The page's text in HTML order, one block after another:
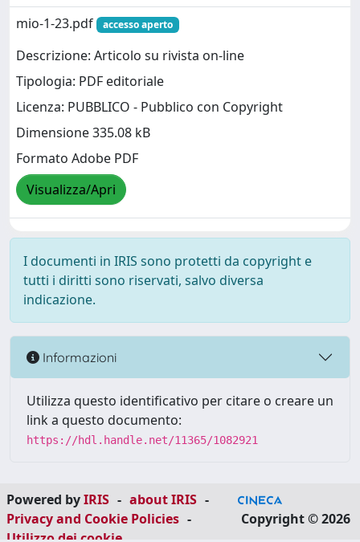
mio-1-23.pdf
accesso aperto
Descrizione: Articolo su rivista on-line
Tipologia: PDF editoriale
Licenza: PUBBLICO - Pubblico con Copyright
Dimensione 335.08 kB
Formato Adobe PDF
Visualizza/Apri
I documenti in IRIS sono protetti da copyright e
tutti i diritti sono riservati, salvo diversa
indicazione.
Informazioni
Utilizza questo identificativo per citare o creare un
link a questo documento:
https://hdl.handle.net/11365/1082921
Powered byIRIS - about IRIS -
Privacy and Cookie Policies -
Utilizzo dei cookie
Copyright © 2026